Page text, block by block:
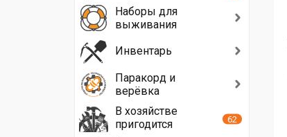
Наборы для
выживания
Инвентарь
Паракорд и
верёвка
В хозяйстве
пригодится
62